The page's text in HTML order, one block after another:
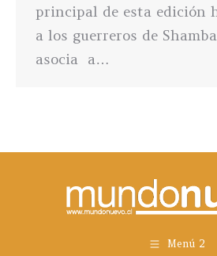
principal de esta edición
a los guerreros de
asocia a…
Menú 2